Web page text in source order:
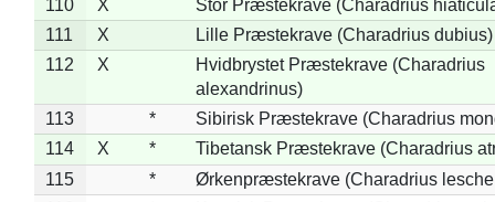
110
X
Stor Præstekrave (Charadrius
111
X
Lille Præstekrave (Charadrius dubius)
112
X
Hvidbrystet Præstekrave (Charadrius
alexandrinus)
113
*
Sibirisk Præstekrave (Charadrius
114
X *
Tibetansk Præstekrave (Charadrius
115
*
Ørkenpræstekrave (Charadrius